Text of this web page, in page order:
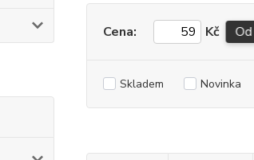
Cena: Kč Od
Skladem Novinka